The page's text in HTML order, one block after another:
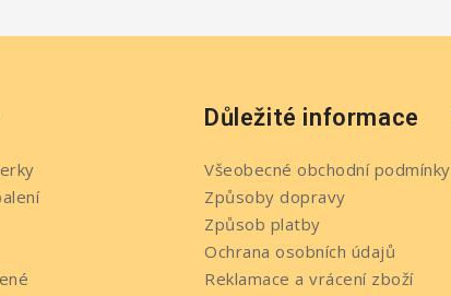
Důležité informace
Všeobecné obchodní podmínky
Způsoby dopravy
Způsob platby
Ochrana osobních údajů
Reklamace a vrácení zboží